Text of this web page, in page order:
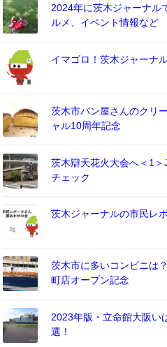
2024年に茨木ジャーナル
ルメ、イベント情報など
イマゴロ！茨木ジャーナ
茨木市パン屋さんのクリ
ャル10周年記念
茨木辯天花火大会へ＜1
チェック
茨木ジャーナルの市民レ
茨木市に多いコンビニは
町店オープン記念
2023年版・立命館大阪い
選！